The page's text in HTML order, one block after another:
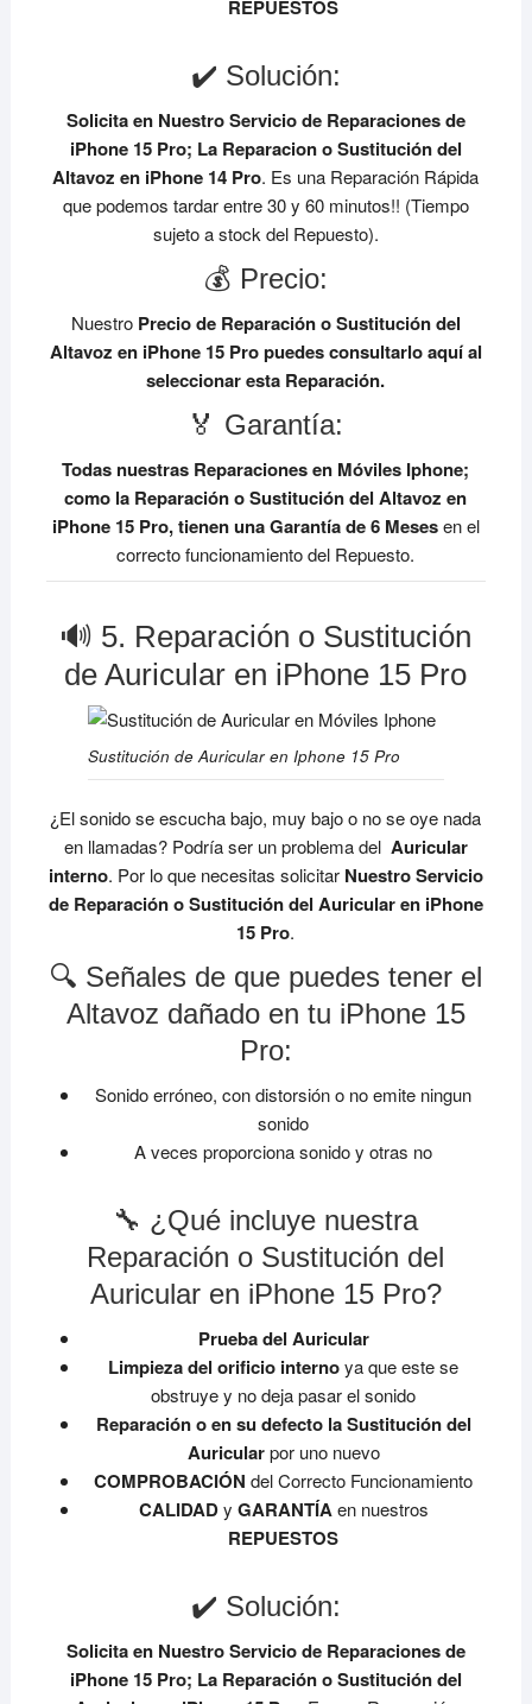
REPUESTOS
✔️ Solución:
Solicita en Nuestro Servicio de Reparaciones de
iPhone 15 Pro; La Reparacion o Sustitución del
Altavoz en iPhone 14 Pro. Es una Reparación Rápida
que podemos tardar entre 30 y 60 minutos!! (Tiempo
sujeto a stock del Repuesto).
💰 Precio:
Nuestro Precio de Reparación o Sustitución del
Altavoz en iPhone 15 Propuedes consultarlo aquí al
seleccionar esta Reparación.
🏅 Garantía:
Todas nuestras Reparaciones en Móviles Iphone;
como la Reparación o Sustitución del Altavoz en
iPhone 15 Pro, tienen una Garantía de 6 Mesesen el
correcto funcionamiento del Repuesto.
🔊 5. Reparación o Sustitución
de Auricular en iPhone 15 Pro
Sustitución de Auricular en Iphone 15 Pro
¿El sonido se escucha bajo, muy bajo o no se oye nada
en llamadas? Podría ser un problema del Auricular
interno. Por lo que necesitas solicitar Nuestro Servicio
de Reparación o Sustitución del Auricular en iPhone
15 Pro.
🔍 Señales de que puedes tener el
Altavoz dañado en tu iPhone 15
Pro:
Sonido erróneo, con distorsión o no emite ningun
sonido
A veces proporciona sonido y otras no
🔧 ¿Qué incluye nuestra
Reparación o Sustitución del
Auricular en iPhone 15 Pro?
Prueba del Auricular
Limpieza del orificio internoya que este se
obstruye y no deja pasar el sonido
Reparación o en su defecto la Sustitución del
Auricularpor uno nuevo
COMPROBACIÓNdel Correcto Funcionamiento
CALIDADy GARANTÍAen nuestros
REPUESTOS
✔️ Solución:
Solicita en Nuestro Servicio de Reparaciones de
iPhone 15 Pro; La Reparación o Sustitución del